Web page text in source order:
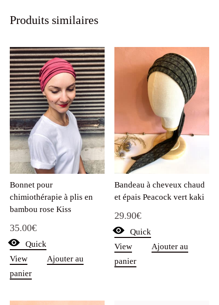
Produits similaires
Bonnet pour
chimiothérapie à plis en
bambou rose Kiss
35.00€
Quick
View
Ajouter au
panier
Bandeau à cheveux chaud
et épais Peacock vert kaki
29.90€
Quick
View
Ajouter au
panier